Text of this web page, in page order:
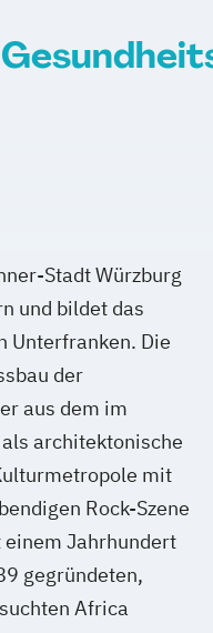
Stadt Würzburg
und bildet das
Unterfranken. Die
der
aus dem im
architektonische
mit
Rock-Szene
Jahrhundert
gegründeten,
Africa